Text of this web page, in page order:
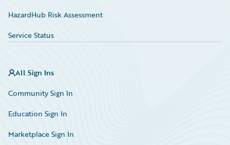
HazardHub Risk Assessment
Service Status
All Sign Ins
Community Sign In
Education Sign In
Marketplace Sign In